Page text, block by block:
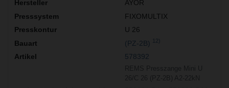
AYOR
FIXOMULTIX
U 26
(PZ-2B) 12)
578392